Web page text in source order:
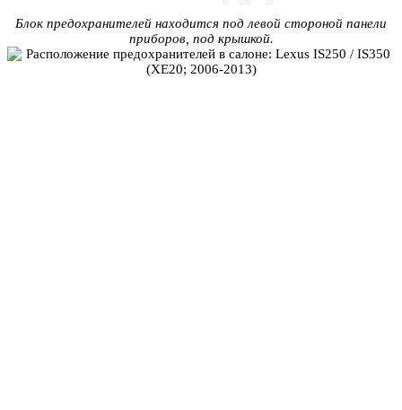
Блок предохранителей находится под левой стороной панели
приборов, под крышкой.